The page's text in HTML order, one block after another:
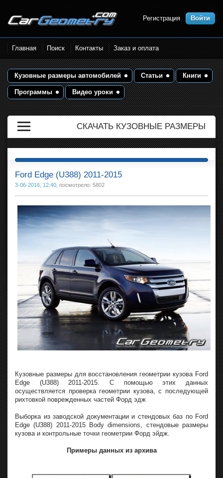
Размеры кузова автомобилей.
Контрольные точки и кузовные
размеры. Геометрия кузова
Регистрация Войти
Главная Поиск Контакты Заказ и оплата
Кузовные размеры автомобилей Статьи Книги
Программы Видео уроки
СКАЧАТЬ КУЗОВНЫЕ РАЗМЕРЫ
Ford Edge (U388) 2011-2015
3-06-2016, 12:40 , посмотрело: 5802
Кузовные размеры для восстановления геометрии кузова Ford
Edge (U388) 2011-2015. С помощью этих данных
осуществляется проверка геометрии кузова, с последующей
рихтовкой поврежденных частей Форд эдж
Выборка из заводской документации и стендовых баз по Ford
Edge (U388) 2011-2015 Body dimensions, стендовые размеры
кузова и контрольные точки геометрии Форд эйдж.
Примеры данных из архива